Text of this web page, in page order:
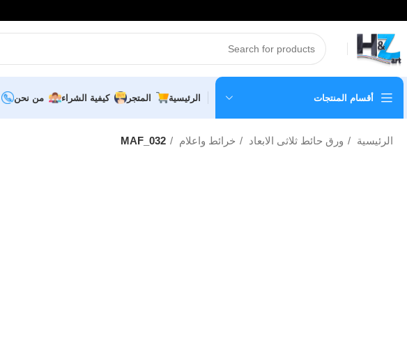
أقسام المنتجات الرئيسية المتجر كيفية الشراء من نحن
الرئيسية ورق حائط ثلاثى الابعاد خرائط واعلام MAF_032